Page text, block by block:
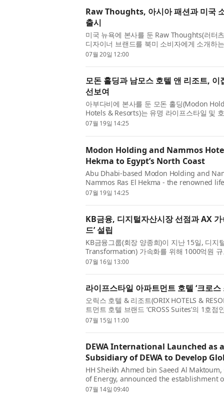
Raw Thoughts, 아시아 패션과 미국 소
출시
미국 뉴욕에 본사를 둔 Raw Thoughts(러터
디자이너 브랜드를 북미 소비자에게 소개하
‘EPHEMERA(에페메라)’를 20일 선보였다고
07월 20일 12:00
모돈 홀딩과 남모스 호텔 앤 리조트,
선보여
아부다비에 본사를 둔 모돈 홀딩(Modon
Hotels & Resorts)는 유명 라이프스타일 및
음으로 선보이는 완전 통합형 목적지인 남모
07월 19일 14:25
Modon Holding and Nammos
Hekma to Egypt’s North Coast
Abu Dhabi-based Modon Holding and
Nammos Ras El Hekma - the renowned
integrated destination in Egypt. Located
07월 19일 14:25
KB금융, 디지털자산시장 선점과 AX
드’ 설립
KB금융그룹(회장 양종희)이 지난 15일, 디지
Transformation) 가속화를 위해 1000억원 규
털자산 펀드’를 설립했다. KB금융 주요 계열
07월 16일 13:00
라이프스타일 아파트먼트 호텔 ‘크로
오릭스 호텔 & 리조트(ORIX HOTELS &
트먼트 호텔 브랜드 ‘CROSS Suites’의 1호
일(금) 개업했다. ‘놀고, 알고, 만나는 아사...
07월 15일 11:00
DEWA International Launched as
Subsidiary of DEWA to Develop
HH Sheikh Ahmed bin Saeed Al
of Energy, announced the establishment
independent subsidiary of Dubai
07월 14일 09:40